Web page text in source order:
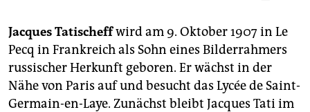
gesellschaft
kultur
sport
Jacques Tatischeffwird am 9. Oktober 1907 in Le
Pecq in Frankreich als Sohn eines Bilderrahmers
russischer Herkunft geboren. Er wächst in der
Nähe von Paris auf und besucht das Lycée de Saint-
Germain-en-Laye. Zunächst bleibt Jacques Tati im